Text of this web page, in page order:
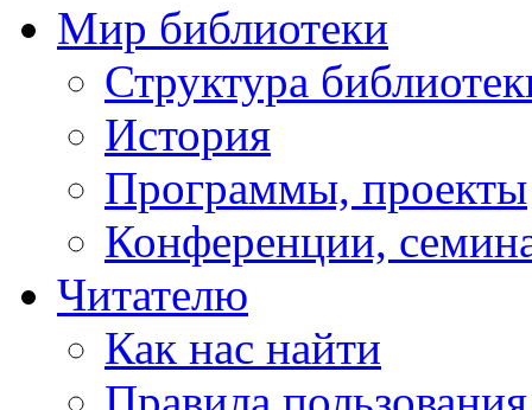
Мир библиотеки
Структура
История
Программы, проекты
Конференции,
Читателю
Как нас найти